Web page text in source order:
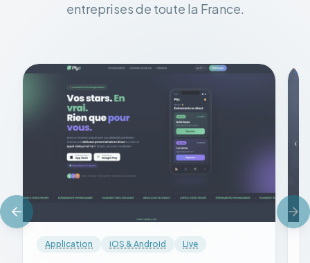
entreprises de toute la France.
Application iOS & Android Live